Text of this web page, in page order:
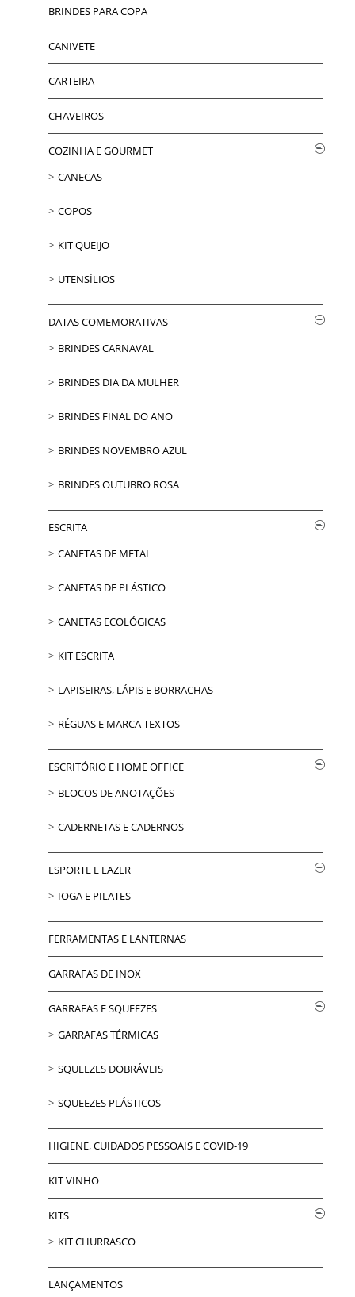
BRINDES PARA COPA
CANIVETE
CARTEIRA
CHAVEIROS
COZINHA E GOURMET
CANECAS
COPOS
KIT QUEIJO
UTENSÍLIOS
DATAS COMEMORATIVAS
BRINDES CARNAVAL
BRINDES DIA DA MULHER
BRINDES FINAL DO ANO
BRINDES NOVEMBRO AZUL
BRINDES OUTUBRO ROSA
ESCRITA
CANETAS DE METAL
CANETAS DE PLÁSTICO
CANETAS ECOLÓGICAS
KIT ESCRITA
LAPISEIRAS, LÁPIS E BORRACHAS
RÉGUAS E MARCA TEXTOS
ESCRITÓRIO E HOME OFFICE
BLOCOS DE ANOTAÇÕES
CADERNETAS E CADERNOS
ESPORTE E LAZER
IOGA E PILATES
FERRAMENTAS E LANTERNAS
GARRAFAS DE INOX
GARRAFAS E SQUEEZES
GARRAFAS TÉRMICAS
SQUEEZES DOBRÁVEIS
SQUEEZES PLÁSTICOS
HIGIENE, CUIDADOS PESSOAIS E COVID-19
KIT VINHO
KITS
KIT CHURRASCO
LANÇAMENTOS